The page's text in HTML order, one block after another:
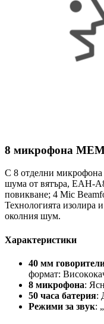
8 микрофона
С 8 отделни микрофона
шума от вятъра, EAH-
повикване; 4 Mic
Технологията изолира
околния шум.
Xapaĸтepиcтиĸи
40 мм
фopмaт:
8 миĸpoфoнa:
50 чaca бaтepия:
Peжими зa звyĸ: